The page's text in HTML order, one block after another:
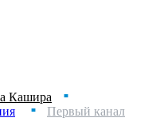
Кашира ■
■
Первый канал